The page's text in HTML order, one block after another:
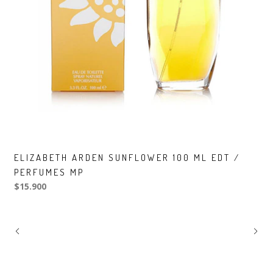
ELIZABETH ARDEN SUNFLOWER 100 ML EDT /
PERFUMES MP
$15.900